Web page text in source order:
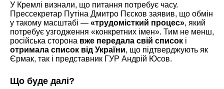
У Кремлі визнали, що питання потребує часу.
Прессекретар Путіна Дмитро Пєсков заявив, що обмін
у такому масштабі — «трудомісткий процес», який
потребує узгодження «конкретних імен». Тим не менш,
російська сторона вже передала свій список і
отримала список від України, що підтверджують як
Єрмак, так і представник ГУР Андрій Юсов.
Що буде далі?